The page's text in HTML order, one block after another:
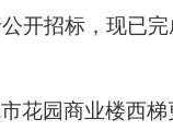
开招标，现已
花园商业楼西梯